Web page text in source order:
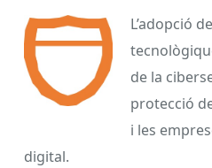
L’adopció
de la
protecció
i les
digital.